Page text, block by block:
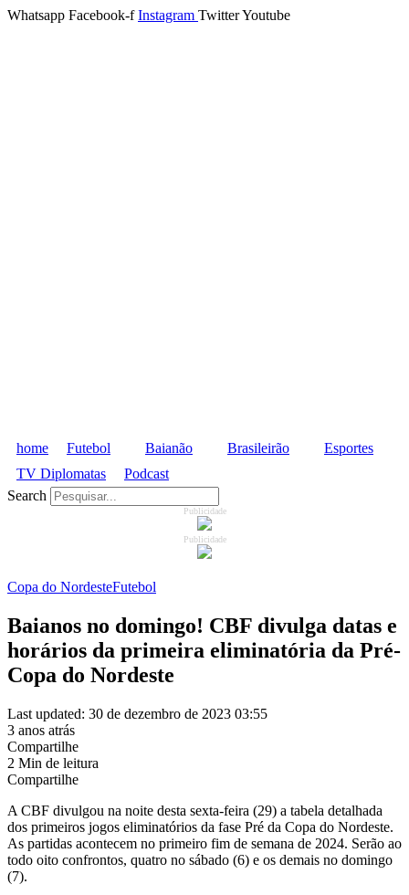
Whatsapp Facebook-f Instagram TwitterYoutube
home Futebol Baianão Brasileirão
Esportes
TV Diplomatas
Podcast
Search
Publicidade
Publicidade
Copa do NordesteFutebol
Baianos no domingo! CBF divulga datas e
horários da primeira eliminatória da Pré-
Copa do Nordeste
Last updated: 30 de dezembro de 2023 03:55
3 anos atrás
Compartilhe
2 Min de leitura
Compartilhe
A CBF divulgou na noite desta sexta-feira (29) a tabela detalhada
dos primeiros jogos eliminatórios da fase Pré da Copa do Nordeste.
As partidas acontecem no primeiro fim de semana de 2024. Serão ao
todo oito confrontos, quatro no sábado (6) e os demais no domingo
(7).